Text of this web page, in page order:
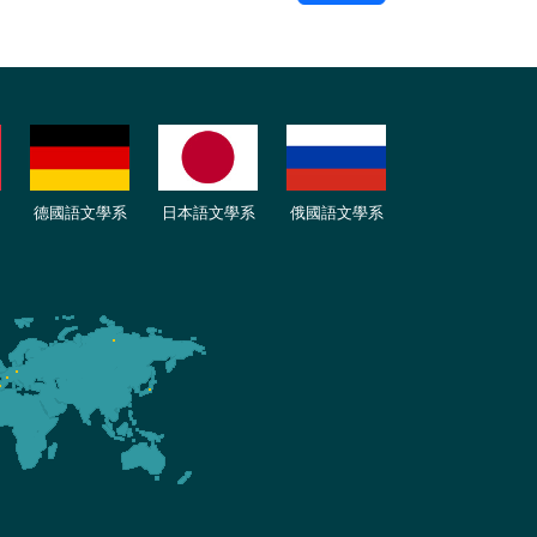
德國語文學系 日本語文學系 俄國語文學系